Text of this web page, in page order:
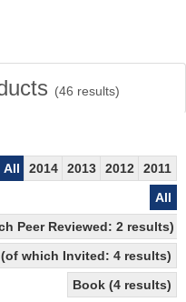
(46 results)
All 2014 2013 2012
2011
All
Peer Reviewed: 2 results)
which Invited: 4 results)
Book (4 results)